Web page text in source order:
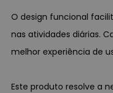
O design funcional
nas atividades diárias.
melhor experiência de
Este produto resolve a